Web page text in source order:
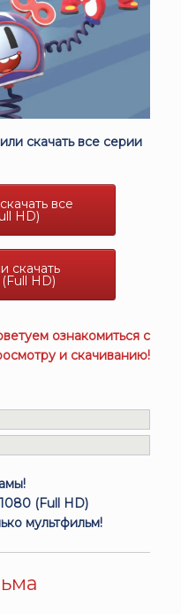
скачать все серии
все
HD)
скачать
HD)
ознакомиться с
и скачиванию!
(Full HD)
мультфильм!